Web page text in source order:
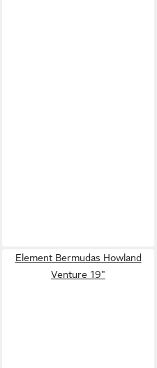
Element Bermudas Howland
Venture 19"